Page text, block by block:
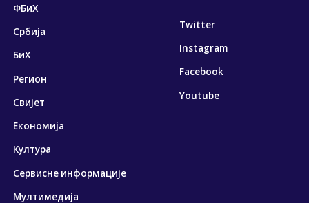
ФБиХ
Србија
БиХ
Регион
Свијет
Економија
Култура
Сервисне информације
Мултимедија
Twitter
Instagram
Facebook
Youtube